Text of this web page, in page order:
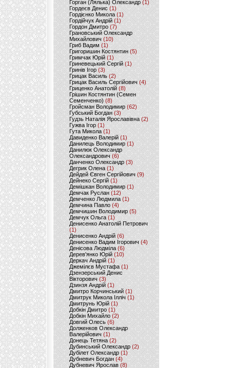
Горган (Лялька) Олександр(1)
Гордеєв Денис (1)
Гордієнко Микола (1)
Гордійчук Андрій (1)
Гордон Дмитро (7)
Грановський Олександр
Михайлович (10)
Гриб Вадим (1)
Григоришин Костянтин (5)
Гримчак Юрій(1)
Гриневецький Сергій(1)
Гринів Ігор (3)
Грицак Василь (2)
Грицак Василь Сергійович (4)
Гриценко Анатолій (8)
Грішин Костянтин (Семен
Семенченко)(8)
Гройсман Володимир(62)
Губський Богдан (3)
Гудзь Наталія Ярославівна(2)
Гужва Ігор (1)
Гута Микола (1)
Давиденко Валерій (1)
Данилець Володимир(1)
Данилюк Олександр
Олександрович (6)
Данченко Олександр (3)
Дегрик Олена(1)
Дейдей Євген Сергійович(9)
Дейнеко Сергій (1)
Демішкан Володимир(1)
Демчак Руслан (12)
Демченко Людмила (1)
Демчина Павло (4)
Демчишин Володимир (5)
Демчук Ольга(1)
Денисенко Анатолій Петрович
(1)
Денисенко Андрій (6)
Денисенко Вадим Ігорович (4)
Денісова Людміла(6)
Дерев'янко Юрій(10)
Деркач Андрій(1)
Джемілєв Мустафа (1)
Дзензерський Денис
Вікторович (3)
Дзинзя Андрій (1)
Дмитро Корчинський (1)
Дмитрук Микола Ілліч (1)
Дмитрунь Юрій (1)
Добкін Дмитро(1)
Добкін Михайло (2)
Довгий Олесь (6)
Долженков Олександр
Валерійович (1)
Донець Тетяна (2)
Дубинський Олександр(2)
Дубілет Олександр (1)
Дубневич Богдан (4)
Дубневич Ярослав (8)